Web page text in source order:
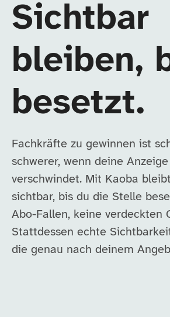
Sichtbar
bleiben,
besetzt.
Fachkräfte zu gewinnen ist
schwerer, wenn deine
verschwindet. Mit Kaoba
sichtbar, bis du die Stelle
Abo-Fallen, keine verdeckten
Stattdessen echte
die genau nach deinem